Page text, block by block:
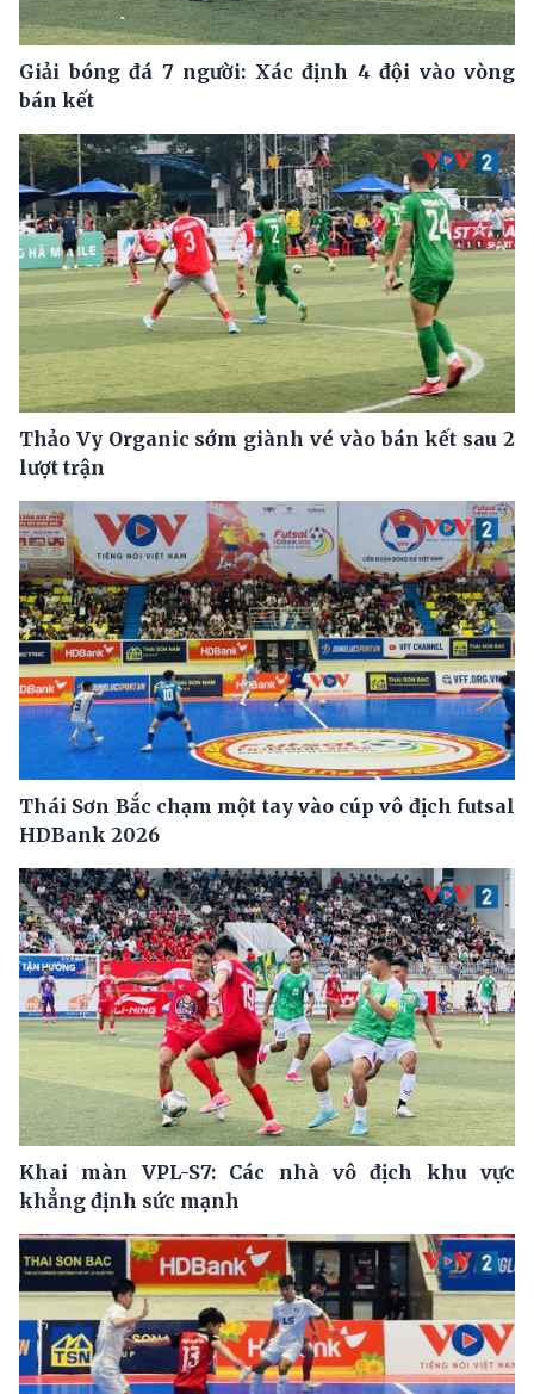
Giải bóng đá 7 người: Xác định 4 đội vào vòng
bán kết
Thảo Vy Organic sớm giành vé vào bán kết sau 2
lượt trận
Thái Sơn Bắc chạm một tay vào cúp vô địch futsal
HDBank 2026
Khai màn VPL-S7: Các nhà vô địch khu vực
khẳng định sức mạnh